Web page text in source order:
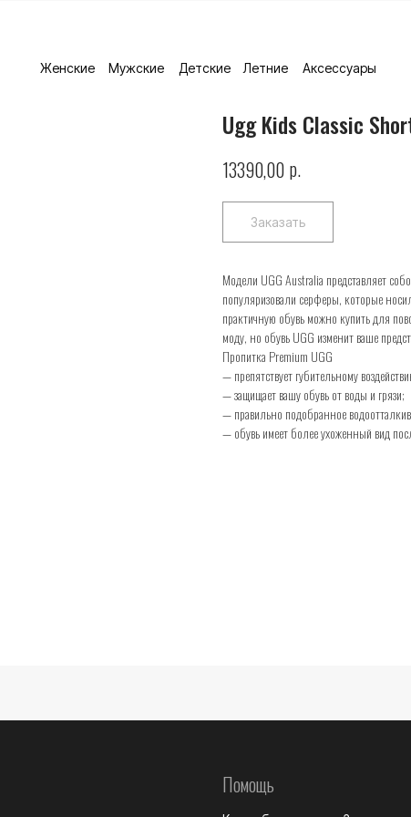
Женские Мужские Детские Летние Аксессуары
Ugg Kids Classic
13390,00 р.
Заказать
Модели UGG Australia представляет
популяризовали серферы, которые
практичную обувь можно купить для
моду, но обувь UGG изменит ваше
Пропитка Premium UGG
— препятствует губительному
— защищает вашу обувь от воды и грязи;
— правильно подобранное
— обувь имеет более ухоженный вид
Помощь